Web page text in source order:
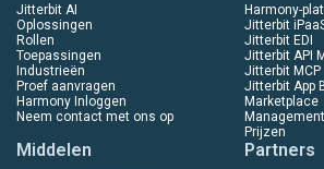
Jitterbit AI
Oplossingen
Rollen
Toepassingen
Industrieën
Proef aanvragen
Harmony Inloggen
Neem contact met ons op
Harmony-
Jitterbit
Jitterbit EDI
Jitterbit API
Jitterbit MCP
Jitterbit App
Marketplace
Prijzen
Middelen Partners